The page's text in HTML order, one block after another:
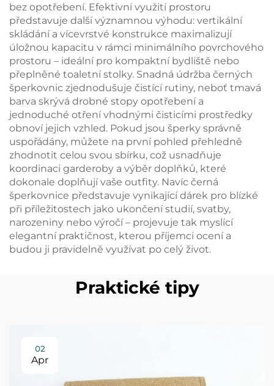
bez opotřebení. Efektivní využití prostoru
představuje další významnou výhodu: vertikální
skládání a vícevrstvé konstrukce maximalizují
úložnou kapacitu v rámci minimálního povrchového
prostoru – ideální pro kompaktní bydliště nebo
přeplněné toaletní stolky. Snadná údržba černých
šperkovnic zjednodušuje čistící rutiny, neboť tmavá
barva skrývá drobné stopy opotřebení a
jednoduché otření vhodnými čisticími prostředky
obnoví jejich vzhled. Pokud jsou šperky správně
uspořádány, můžete na první pohled přehledně
zhodnotit celou svou sbírku, což usnadňuje
koordinaci garderoby a výběr doplňků, které
dokonale doplňují vaše outfity. Navíc černá
šperkovnice představuje vynikající dárek pro blízké
při příležitostech jako ukončení studií, svatby,
narozeniny nebo výročí – projevuje tak myslící
elegantní praktičnost, kterou příjemci ocení a
budou ji pravidelně využívat po celý život.
Praktické tipy
02
Apr